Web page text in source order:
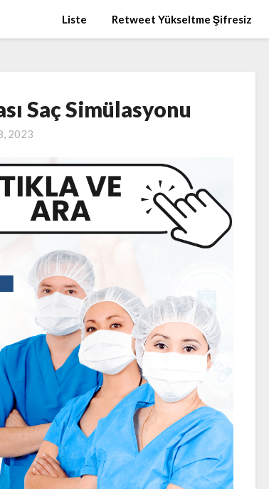
Liste Retweet Yükseltme Şifresiz
Saç Simülasyonu
2023